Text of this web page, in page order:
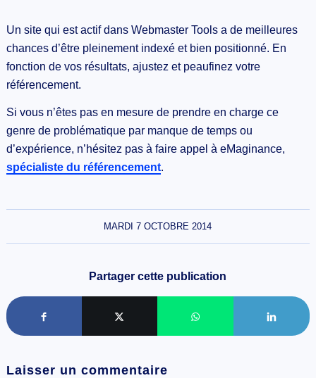
Un site qui est actif dans Webmaster Tools a de meilleures
chances d’être pleinement indexé et bien positionné. En
fonction de vos résultats, ajustez et peaufinez votre
référencement.
Si vous n’êtes pas en mesure de prendre en charge ce
genre de problématique par manque de temps ou
d’expérience, n’hésitez pas à faire appel à eMaginance,
spécialiste du référencement.
MARDI 7 OCTOBRE 2014
Partager cette publication
Laisser un commentaire